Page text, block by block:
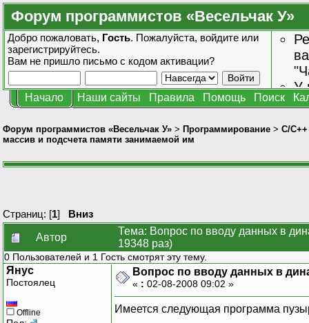
Форум программистов «Весельчак У»
Добро пожаловать, Гость. Пожалуйста, войдите или
зарегистрируйтесь.
Вам не пришло письмо с кодом активации?
У
Начало Наши сайты Правила Помощь Поиск
Форум программистов «Весельчак У» > Программирование > C/C++
массив и подсчета памяти занимаемой им
Страниц: [1] Вниз
Автор
Тема: Вопрос по вводу данных в
19348 раз)
0 Пользователей и 1 Гость смотрят эту тему.
Янус
Постоялец
Offline
Вопрос по вводу данных в
« : 02-08-2008 09:02 »
Имеется следующая программа